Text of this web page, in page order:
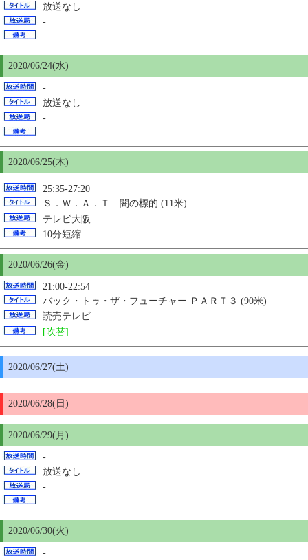
放送なし
-
2020/06/24(水)
-
放送なし
-
2020/06/25(木)
25:35-27:20
Ｓ．Ｗ．Ａ．Ｔ 闇の標的 (11米)
テレビ大阪
10分短縮
2020/06/26(金)
21:00-22:54
バック・トゥ・ザ・フューチャー ＰＡＲＴ３ (90米)
読売テレビ
[吹替]
2020/06/27(土)
2020/06/28(日)
2020/06/29(月)
-
放送なし
-
2020/06/30(火)
-